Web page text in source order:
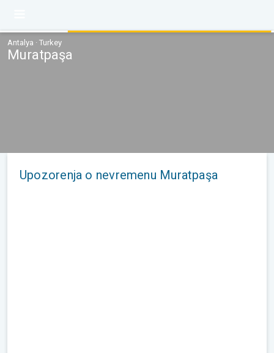
Antalya · Turkey
Muratpaşa
Upozorenja o nevremenu Muratpaşa